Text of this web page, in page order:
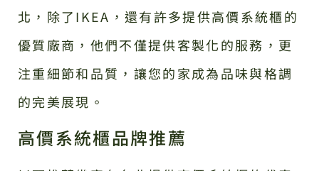
北，除了IKEA，還有許多提供高價系統櫃的
優質廠商，他們不僅提供客製化的服務，更
注重細節和品質，讓您的家成為品味與格調
的完美展現。
高價系統櫃品牌推薦